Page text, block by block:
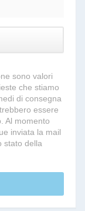
sono valori
che stiamo
di consegna
essere
Al momento
inviata la mail
stato della